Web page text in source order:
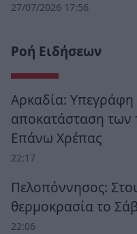
27/07/2026 17:56
Ροή Ειδήσεων
Αρκαδία:
αποκατάσταση των
Επάνω Χρέπας
22:17
Πελοπόννησος:
θερμοκρασία το
22:06